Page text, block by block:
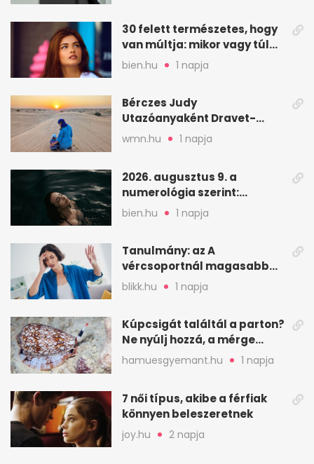
30 felett természetes, hogy
van múltja: mikor vagy túl
válogatós?
bien.hu 1 napja
Bérczes Judy
Utazóanyaként Dravet-
szindrómás kislányával is
wmn.hu 1 napja
2026. augusztus 9. a
numerológia szerint:
lezárás, megbocsátás,
bien.hu 1 napja
Tanulmány: az A
vércsoportnál magasabb
lehet a sztrók kockázata
blikk.hu 1 napja
Kúpcsigát találtál a parton?
Ne nyúlj hozzá, a mérge
halálos is lehet
hamuesgyemant.hu 1 napja
7 női típus, akibe a férfiak
könnyen beleszeretnek
joy.hu 2 napja